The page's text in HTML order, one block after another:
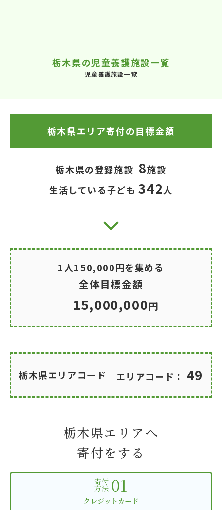
栃木県の児童養護施設一覧
児童養護施設一覧
栃木県エリア寄付の目標金額
栃木県の登録施設 8施設
生活している子ども 342人
1人150,000円を集める
全体目標金額
15,000,000円
栃木県エリアコード エリアコード： 49
栃木県エリアへ
寄付をする
寄付
方法 01
クレジットカード